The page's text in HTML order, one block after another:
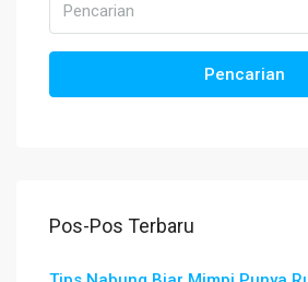
Pencarian
Pos-Pos Terbaru